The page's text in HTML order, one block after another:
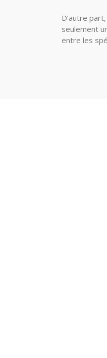
D’autre
seulement
entre les